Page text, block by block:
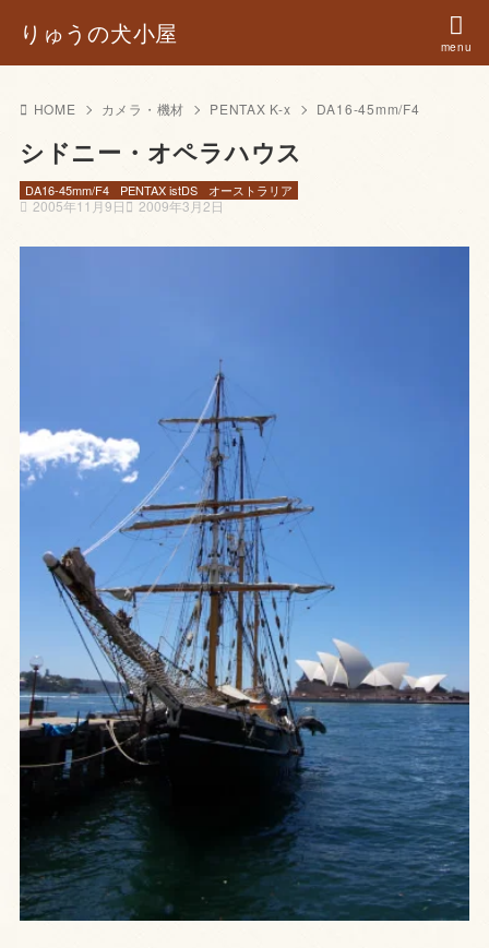
りゅうの犬小屋
HOME カメラ・機材 PENTAX K-x DA16-45mm/F4
シドニー・オペラハウス
2005年11月9日 2009年3月2日
DA16-45mm/F4 PENTAX istDS オーストラリア